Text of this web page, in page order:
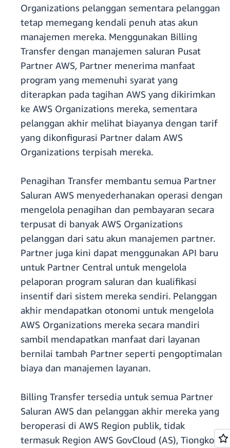
Organizations pelanggan sementara pelanggan
tetap memegang kendali penuh atas akun
manajemen mereka. Menggunakan Billing
Transfer dengan manajemen saluran Pusat
Partner AWS, Partner menerima manfaat
program yang memenuhi syarat yang
diterapkan pada tagihan AWS yang dikirimkan
ke AWS Organizations mereka, sementara
pelanggan akhir melihat biayanya dengan tarif
yang dikonfigurasi Partner dalam AWS
Organizations terpisah mereka.
Penagihan Transfer membantu semua Partner
Saluran AWS menyederhanakan operasi dengan
mengelola penagihan dan pembayaran secara
terpusat di banyak AWS Organizations
pelanggan dari satu akun manajemen partner.
Partner juga kini dapat menggunakan API baru
untuk Partner Central untuk mengelola
pelaporan program saluran dan kualifikasi
insentif dari sistem mereka sendiri. Pelanggan
akhir mendapatkan otonomi untuk mengelola
AWS Organizations mereka secara mandiri
sambil mendapatkan manfaat dari layanan
bernilai tambah Partner seperti pengoptimalan
biaya dan manajemen layanan.
Billing Transfer tersedia untuk semua Partner
Saluran AWS dan pelanggan akhir mereka yang
beroperasi di AWS Region publik, tidak
termasuk Region AWS GovCloud (AS), Tiongkok